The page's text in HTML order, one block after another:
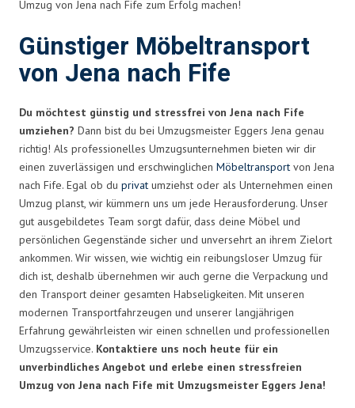
Umzug von Jena nach Fife zum Erfolg machen!
Günstiger Möbeltransport
von Jena nach Fife
Du möchtest günstig und stressfrei von Jena nach Fife
umziehen? Dann bist du bei Umzugsmeister Eggers Jena genau
richtig! Als professionelles Umzugsunternehmen bieten wir dir
einen zuverlässigen und erschwinglichen Möbeltransport von Jena
nach Fife. Egal ob du privat umziehst oder als Unternehmen einen
Umzug planst, wir kümmern uns um jede Herausforderung. Unser
gut ausgebildetes Team sorgt dafür, dass deine Möbel und
persönlichen Gegenstände sicher und unversehrt an ihrem Zielort
ankommen. Wir wissen, wie wichtig ein reibungsloser Umzug für
dich ist, deshalb übernehmen wir auch gerne die Verpackung und
den Transport deiner gesamten Habseligkeiten. Mit unseren
modernen Transportfahrzeugen und unserer langjährigen
Erfahrung gewährleisten wir einen schnellen und professionellen
Umzugsservice. Kontaktiere uns noch heute für ein
unverbindliches Angebot und erlebe einen stressfreien
Umzug von Jena nach Fife mit Umzugsmeister Eggers Jena!